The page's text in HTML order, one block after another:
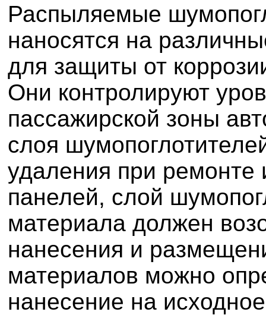
Распыляемые
наносятся на
для защиты от
Они контролируют
пассажирской зоны
слоя
удаления при ремонте
панелей, слой
материала должен
нанесения и
материалов можно
нанесение на